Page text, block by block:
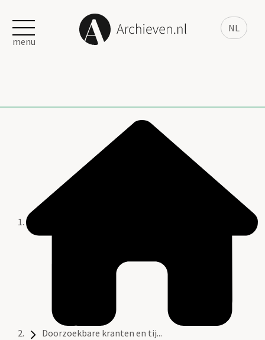
NL
menu
Doorzoekbare kranten en tij...